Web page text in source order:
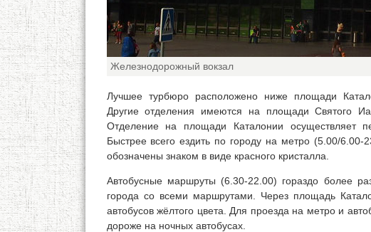
Железнодорожный вокзал
Лучшее турбюро расположено ниже площади
Другие отделения имеются на площади Святого
Отделение на площади Каталонии осуществляет
Быстрее всего ездить по городу на метро (5.00/
обозначены знаком в виде красного кристалла.
Автобусные маршруты (6.30-22.00) гораздо более
города со всеми маршрутами. Через площадь
автобусов жёлтого цвета. Для проезда на метро и
дороже на ночных автобусах.